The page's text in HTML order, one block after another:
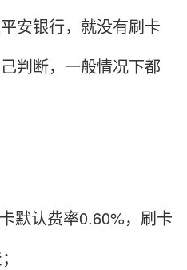
安银行，就没有刷卡
判断，一般情况下都
默认费率0.60%，刷卡